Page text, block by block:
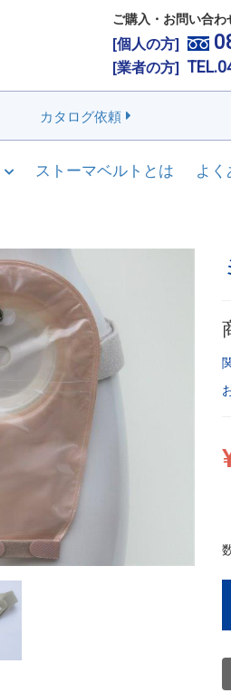
ご購入・お問い合わ
[個人の方]
[業者の方]
カタログ依頼
ストーマベルトとは よ